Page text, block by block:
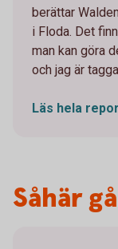
berättar
i Floda. Det
man kan göra
och jag är
Läs hela
Såhär